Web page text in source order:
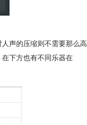
声的压缩则不需要那么高
下方也有不同乐器在